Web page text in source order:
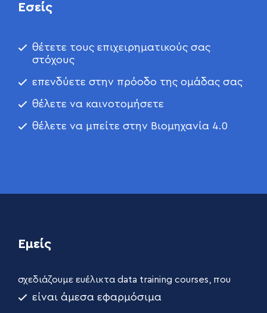
Εσείς
θέτετε τους επιχειρηματικούς σας
στόχους
επενδύετε στην πρόοδο της ομάδας σας
θέλετε να καινοτομήσετε
θέλετε να μπείτε στην Βιομηχανία 4.0
Εμείς
σχεδιάζουμε ευέλικτα data training courses, που
είναι άμεσα εφαρμόσιμα